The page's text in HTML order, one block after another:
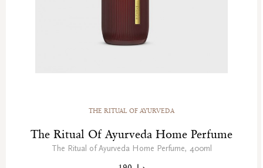
THE RITUAL OF AYURVEDA
The Ritual Of Ayurveda Home Perfume
The Ritual of Ayurveda Home Perfume, 400ml